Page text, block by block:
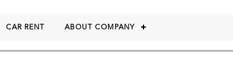
CAR RENT ABOUT COMPANY